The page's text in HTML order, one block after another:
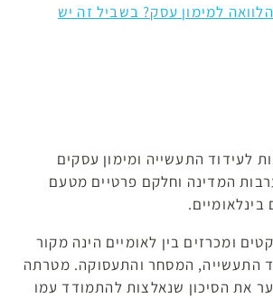
למימון עסק? בשביל זה יש
לעידוד התעשייה ומימון עסקים
המדינה וחלקם פרטיים מטעם
ומכרזים בין לאומיים הינה מקור
התעשייה, המסחר והתעסוקה. מטרתה
את הסיכון שנאלצות להתמודד עמו